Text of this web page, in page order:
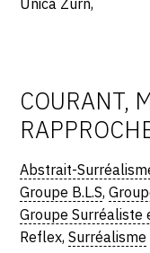
Unica Zürn,
COURANT,
Abstrait-
Groupe B.L.S,
Groupe Surréaliste
Reflex,Surréalisme